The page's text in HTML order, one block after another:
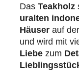
Das Teakholz
uralten
Häuser auf
und wird mit
Liebe zum